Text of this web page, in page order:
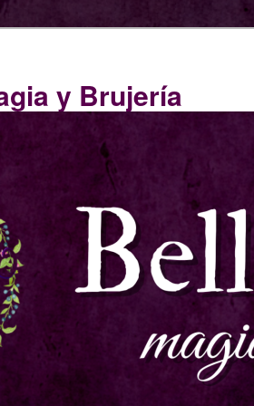
y Brujería